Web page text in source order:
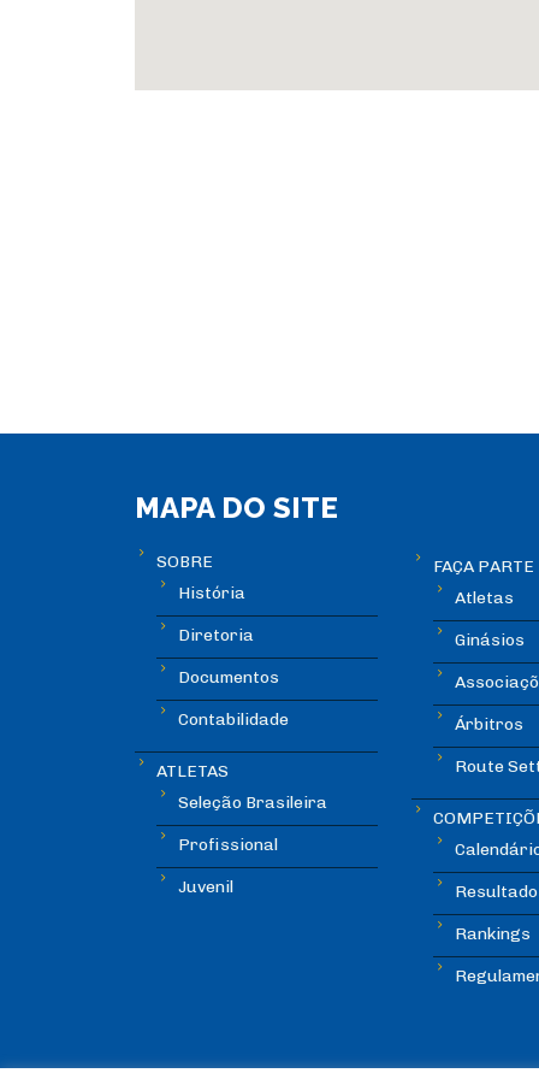
MAPA DO SITE
SOBRE
História
Diretoria
Documentos
Contabilidade
ATLETAS
Seleção Brasileira
Profissional
Juvenil
FAÇA PARTE
Atletas
Ginásios
Árbitros
Route
Rankings